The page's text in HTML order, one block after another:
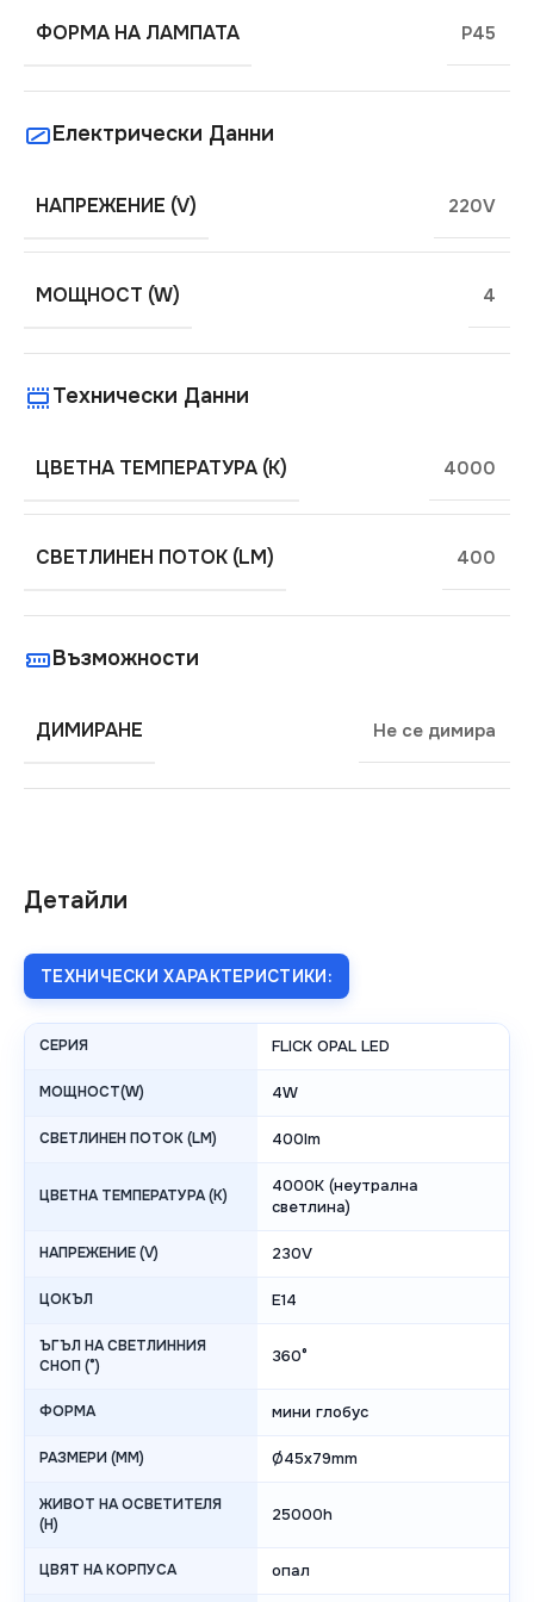
Детайли
ТЕХНИЧЕСКИ ХАРАКТЕРИСТИКИ:
СЕРИЯ FLICK OPAL LED
МОЩНОСТ(W) 4W
СВЕТЛИНЕН ПОТОК (LM) 400lm
ЦВЕТНА ТЕМПЕРАТУРА (K)
4000K (неутрална
светлина)
НАПРЕЖЕНИЕ (V) 230V
ЦОКЪЛ E14
ЪГЪЛ НА СВЕТЛИННИЯ
СНОП (°)
360°
ФОРМА мини глобус
РАЗМЕРИ (MM) Ø45x79mm
ЖИВОТ НА ОСВЕТИТЕЛЯ
(H)
25000h
ЦВЯТ НА КОРПУСА опал
ФОРМА НА ЛАМПАТА P45
Електрически Данни
НАПРЕЖЕНИЕ (V) 220V
МОЩНОСТ (W) 4
Технически Данни
ЦВЕТНА ТЕМПЕРАТУРА (K) 4000
СВЕТЛИНЕН ПОТОК (LM) 400
Възможности
ДИМИРАНЕ Не се димира